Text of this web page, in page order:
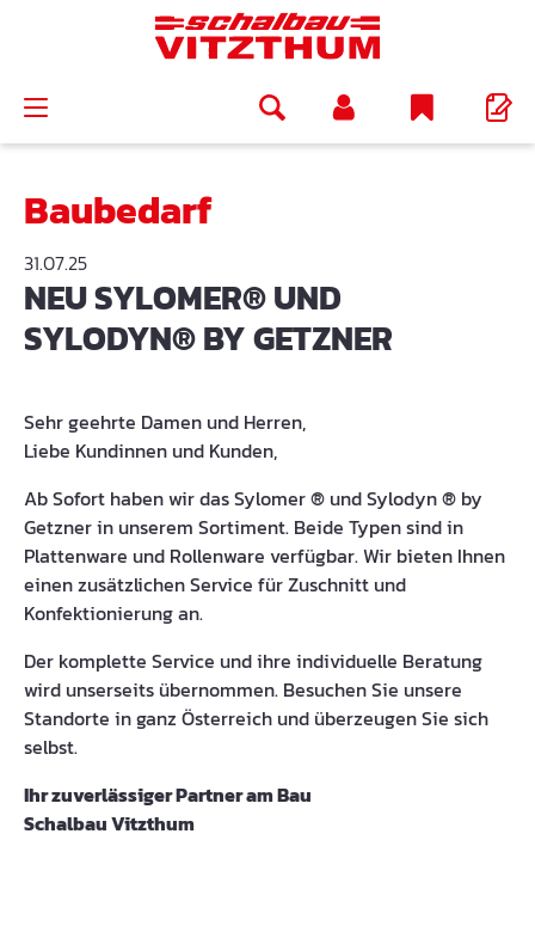
Baubedarf
31.07.25
NEU SYLOMER® UND
SYLODYN® BY GETZNER
Sehr geehrte Damen und Herren,
Liebe Kundinnen und Kunden,
Ab Sofort haben wir das Sylomer ® und Sylodyn ® by
Getzner in unserem Sortiment. Beide Typen sind in
Plattenware und Rollenware verfügbar. Wir bieten Ihnen
einen zusätzlichen Service für Zuschnitt und
Konfektionierung an.
Der komplette Service und ihre individuelle Beratung
wird unserseits übernommen. Besuchen Sie unsere
Standorte in ganz Österreich und überzeugen Sie sich
selbst.
Ihr zuverlässiger Partner am Bau
Schalbau Vitzthum